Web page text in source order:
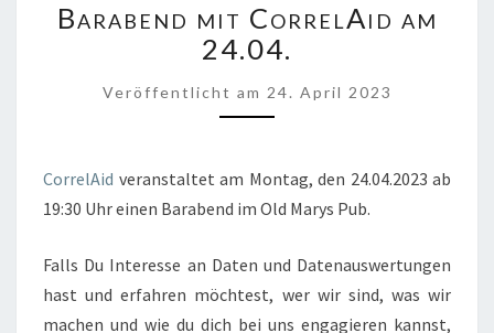
MIT
CORRELAID
AM
24.04.
Barabend mit CorrelAid am
24.04.
Veröffentlicht am 24. April 2023
CorrelAid veranstaltet am Montag, den 24.04.2023 ab
19:30 Uhr einen Barabend im Old Marys Pub.
Falls Du Interesse an Daten und Datenauswertungen
hast und erfahren möchtest, wer wir sind, was wir
machen und wie du dich bei uns engagieren kannst,